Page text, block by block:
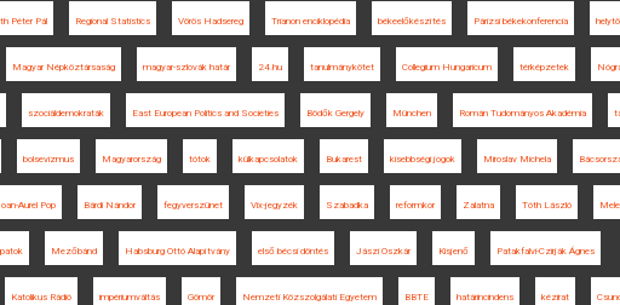
Péter Pál Regional Statistics Vörös Hadsereg Trianon enciklopédia békeelőkészítés Párizsi békekonferencia
Magyar Népköztársaság magyar-szlovák határ 24.hu tanulmánykötet Collegium Hungaricum térképzetek
szociáldemokraták East European Politics and Societies Bödők Gergely München Román Tudományos Akadémia
bolsevizmus Magyarország tótok külkapcsolatok Bukarest kisebbségi jogok Miroslav Michela
Ioan-Aurel Pop Bárdi Nándor fegyverszünet Vix-jegyzék Szabadka reformkor Zalatna Tóth László
Mezőbánd Habsburg Ottó Alapítvány első bécsi döntés Jászi Oszkár Kisjenő Patakfalvi-Czirják Ágnes
Katolikus Rádió impériumváltás Gömör Nemzeti Közszolgálati Egyetem BBTE határincindens kézirat